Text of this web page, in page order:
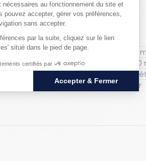
Matériau : Plastique, Acier